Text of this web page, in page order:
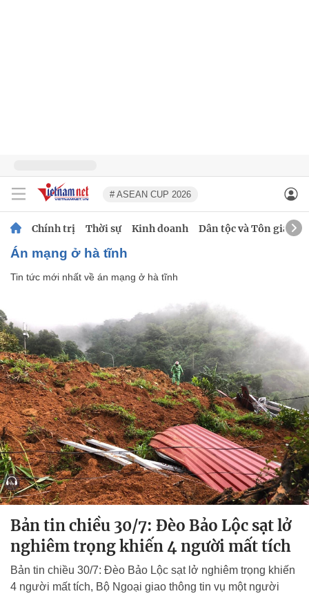
# ASEAN CUP 2026
Chính trị Thời sự Kinh doanh Dân tộc và Tôn giáo
án mạng ở hà tĩnh
Tin tức mới nhất về án mạng ở hà tĩnh
Bản tin chiều 30/7: Đèo Bảo Lộc sạt lở
nghiêm trọng khiến 4 người mất tích
Bản tin chiều 30/7: Đèo Bảo Lộc sạt lở nghiêm trọng khiến
4 người mất tích, Bộ Ngoại giao thông tin vụ một người